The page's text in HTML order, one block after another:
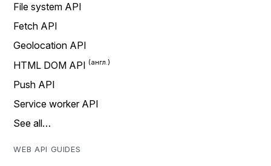
File system API
Fetch API
Geolocation API
HTML DOM API
Push API
Service worker API
See all…
WEB API GUIDES